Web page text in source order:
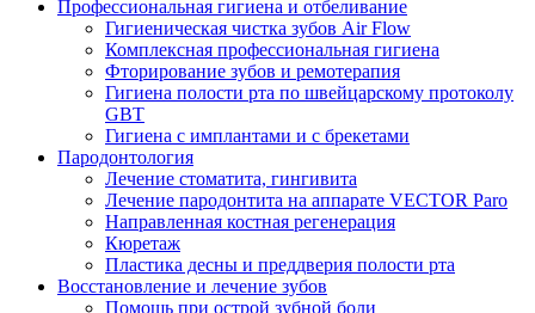
Профессиональная гигиена и отбеливание
Гигиеническая чистка зубов Air Flow
Комплексная профессиональная гигиена
Фторирование зубов и ремотерапия
Гигиена полости рта по швейцарскому протоколу
GBT
Гигиена с имплантами и с брекетами
Пародонтология
Лечение стоматита, гингивита
Лечение пародонтита на аппарате VECTOR Paro
Направленная костная регенерация
Кюретаж
Пластика десны и преддверия полости рта
Восстановление и лечение зубов
Помощь при острой зубной боли